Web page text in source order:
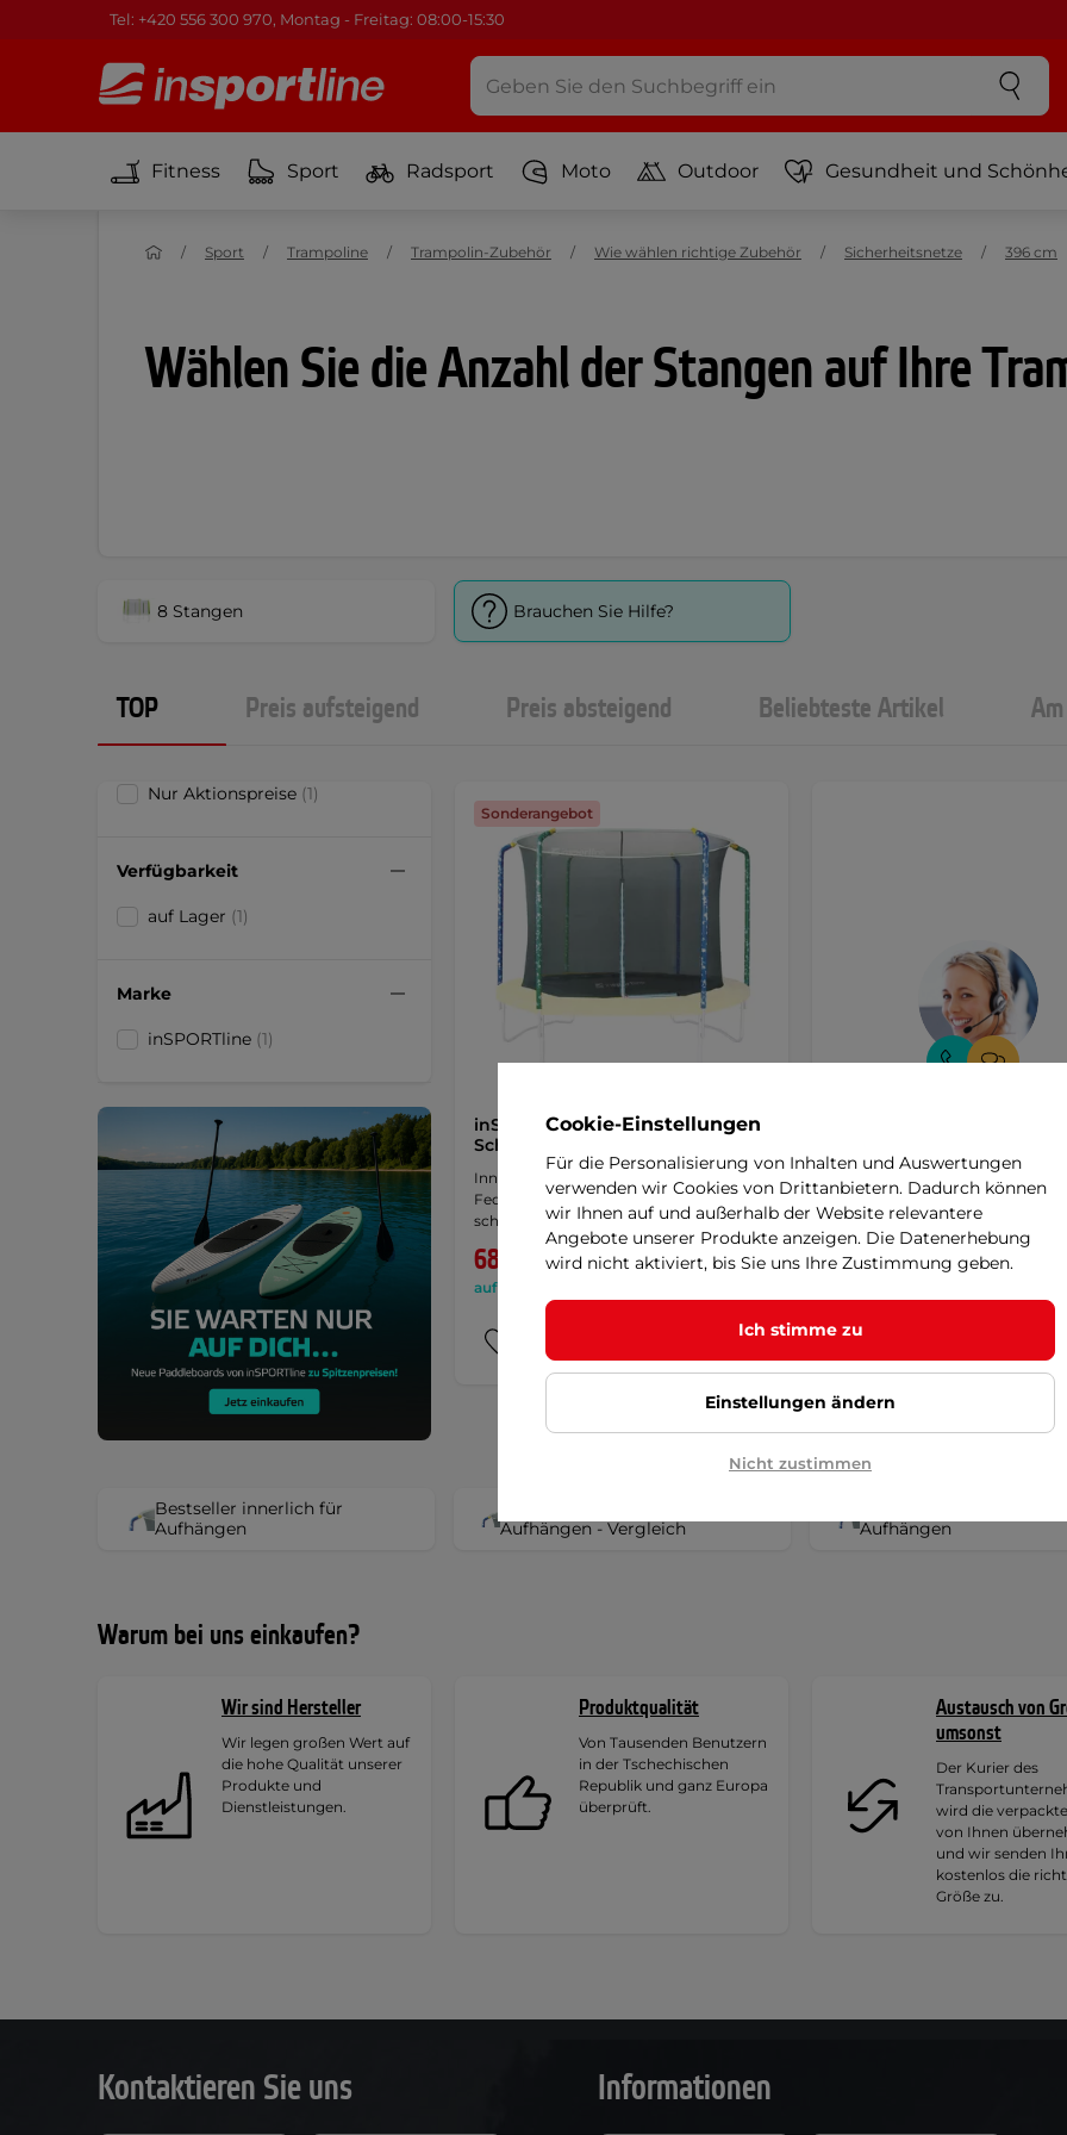
Tel: +420 556 300 970, Montag - Freitag: 08:00-15:30
Fitness Sport Radsport Moto Outdoor Gesundheit und
Wählen Sie die Anzahl der Stangen auf Ihre
Sport Trampoline Trampolin-Zubehör Wie wählen richtige Zubehör Sicherheitsnetze 396 cm
8 Stangen Brauchen Sie Hilfe?
TOP Preis aufsteigend Preis absteigend Beliebteste Artikel
Nur Aktionspreise (1)
Verfügbarkeit
auf Lager (1)
Marke
inSPORTline (1)
Sonderangebot
inSPORTline Sun 396 cm
Schutznetz zum Trampolin
Innenschutznetz angeordnet vor der
Federabdeckung, für sicheres Springen,
schnelle …
68,30 € 137 €
auf Lager – 12.8. bei Ihnen
-50%
entscheiden? Wir
Ihnen helfen
Bestseller innerlich für
Aufhängen
Aufhängen - Vergleich
Preis aufsteigend
Aufhängen
Warum bei uns einkaufen?
Wir sind Hersteller
Wir legen großen Wert auf
die hohe Qualität unserer
Produkte und
Dienstleistungen.
Produktqualität
Von Tausenden Benutzern
in der Tschechischen
Republik und ganz Europa
überprüft.
Austausch von
umsonst
Der Kurier des
wird die
von Ihnen
und wir senden
kostenlos die
Größe zu.
Kontaktieren Sie uns Informationen
Cookie-Einstellungen
Für die Personalisierung von Inhalten und Auswertungen
verwenden wir Cookies von Drittanbietern. Dadurch können
wir Ihnen auf und außerhalb der Website relevantere
Angebote unserer Produkte anzeigen. Die Datenerhebung
wird nicht aktiviert, bis Sie uns Ihre Zustimmung geben.
Ich stimme zu
Einstellungen ändern
Nicht zustimmen